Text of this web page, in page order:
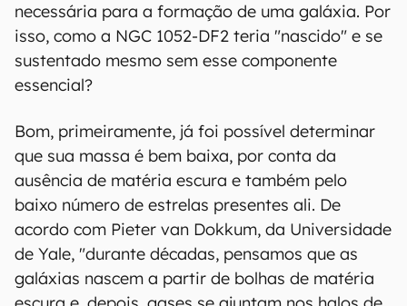
necessária para a formação de uma galáxia. Por
isso, como a NGC 1052-DF2 teria "nascido" e se
sustentado mesmo sem esse componente
essencial?
Bom, primeiramente, já foi possível determinar
que sua massa é bem baixa, por conta da
ausência de matéria escura e também pelo
baixo número de estrelas presentes ali. De
acordo com Pieter van Dokkum, da Universidade
de Yale, "durante décadas, pensamos que as
galáxias nascem a partir de bolhas de matéria